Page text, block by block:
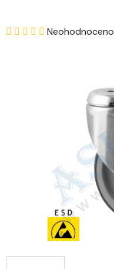
Průměrné
hvězdiček.
Neohodnoceno